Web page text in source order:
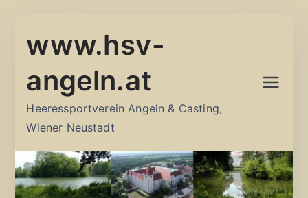
Inhalt
www.hsv-
angeln.at
Heeressportverein Angeln & Casting,
Wiener Neustadt